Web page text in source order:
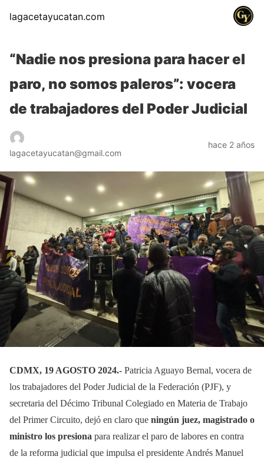
lagacetayucatan.com
“Nadie nos presiona para hacer el
paro, no somos paleros”: vocera
de trabajadores del Poder Judicial
lagacetayucatan@gmail.com
hace 2 años
CDMX, 19 AGOSTO 2024.- Patricia Aguayo Bernal, vocera de
los trabajadores del Poder Judicial de la Federación (PJF), y
secretaria del Décimo Tribunal Colegiado en Materia de Trabajo
del Primer Circuito, dejó en claro que ningún juez, magistrado o
ministro los presiona para realizar el paro de labores en contra
de la reforma judicial que impulsa el presidente Andrés Manuel